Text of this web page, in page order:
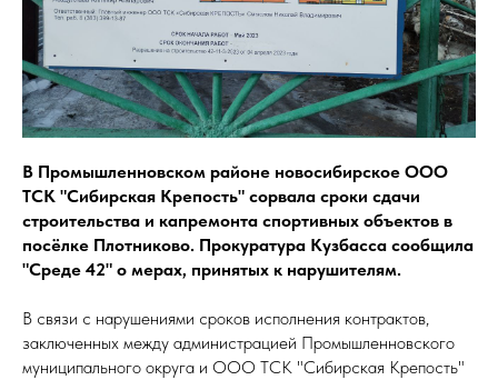
В Промышленновском районе новосибирское ООО
ТСК "Сибирская Крепость" сорвала сроки сдачи
строительства и капремонта спортивных объектов в
посёлке Плотниково. Прокуратура Кузбасса сообщила
"Среде 42" о мерах, принятых к нарушителям.
В связи с нарушениями сроков исполнения контрактов,
заключенных между администрацией Промышленновского
муниципального округа и ООО ТСК "Сибирская Крепость"